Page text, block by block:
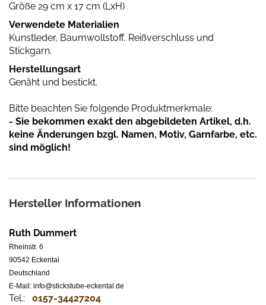
Größe 29 cm x 17 cm (LxH)
Verwendete Materialien
Kunstleder, Baumwollstoff, Reißverschluss und
Stickgarn.
Herstellungsart
Genäht und bestickt.
Bitte beachten Sie folgende Produktmerkmale:
- Sie bekommen exakt den abgebildeten Artikel, d.h.
keine Änderungen bzgl. Namen, Motiv, Garnfarbe, etc.
sind möglich!
Hersteller Informationen
Ruth Dummert
Rheinstr. 6
90542 Eckental
Deutschland
E-Mail: info@stickstube-eckental.de
Tel.: 0157-34427204​